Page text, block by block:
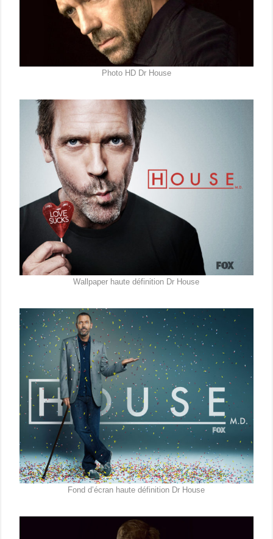
Photo HD Dr House
Wallpaper haute définition Dr House
Fond d’écran haute définition Dr House